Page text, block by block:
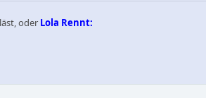
oder Lola Rennt: